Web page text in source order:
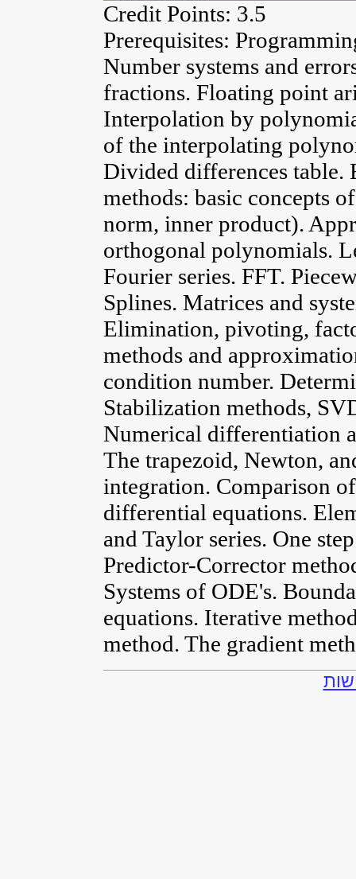
Credit Points: 3.5
Prerequisites:
Number systems and
fractions. Floating point
Interpolation by
of the interpolating
Divided differences
methods: basic concepts
norm, inner product).
orthogonal polynomials.
Fourier series. FFT.
Splines. Matrices and
Elimination, pivoting,
methods and
condition number.
Stabilization methods,
Numerical differentiation
The trapezoid, Newton,
integration. Comparison
differential equations.
and Taylor series. One
Predictor-Corrector
Systems of ODE's.
equations. Iterative
method. The gradient